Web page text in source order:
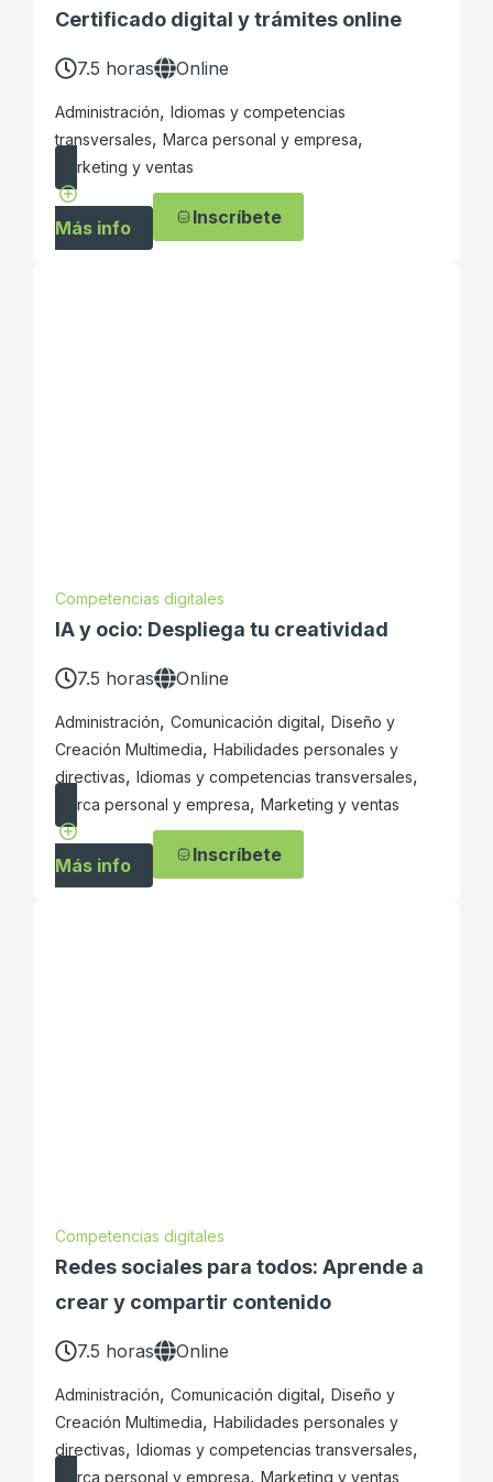
Certificado digital y trámites online
7.5 horas Online
Administración, Idiomas y competencias
transversales, Marca personal y empresa,
Marketing y ventas
Más info Inscríbete
Competencias digitales
IA y ocio: Despliega tu creatividad
7.5 horas Online
Administración, Comunicación digital, Diseño y
Creación Multimedia, Habilidades personales y
directivas, Idiomas y competencias transversales,
Marca personal y empresa, Marketing y ventas
Más info Inscríbete
Competencias digitales
Redes sociales para todos: Aprende a
crear y compartir contenido
7.5 horas Online
Administración, Comunicación digital, Diseño y
Creación Multimedia, Habilidades personales y
directivas, Idiomas y competencias transversales,
Marca personal y empresa, Marketing y ventas